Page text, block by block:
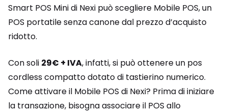
Smart POS Mini di Nexi può scegliere Mobile POS, un
POS portatile senza canone dal prezzo d’acquisto
ridotto.
Con soli 29€ + IVA, infatti, si può ottenere un pos
cordless compatto dotato di tastierino numerico.
Come attivare il Mobile POS di Nexi? Prima di iniziare
la transazione, bisogna associare il POS allo